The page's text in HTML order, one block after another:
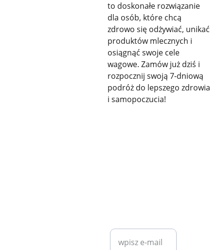
to doskonałe rozwiązanie
dla osób, które chcą
zdrowo się odżywiać, unikać
produktów mlecznych i
osiągnąć swoje cele
wagowe. Zamów już dziś i
rozpocznij swoją 7-dniową
podróż do lepszego zdrowia
i samopoczucia!